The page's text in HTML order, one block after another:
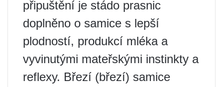
připuštění je stádo prasnic
doplněno o samice s lepší
plodností, produkcí mléka a
vyvinutými mateřskými instinkty a
reflexy. Březí (březí) samice